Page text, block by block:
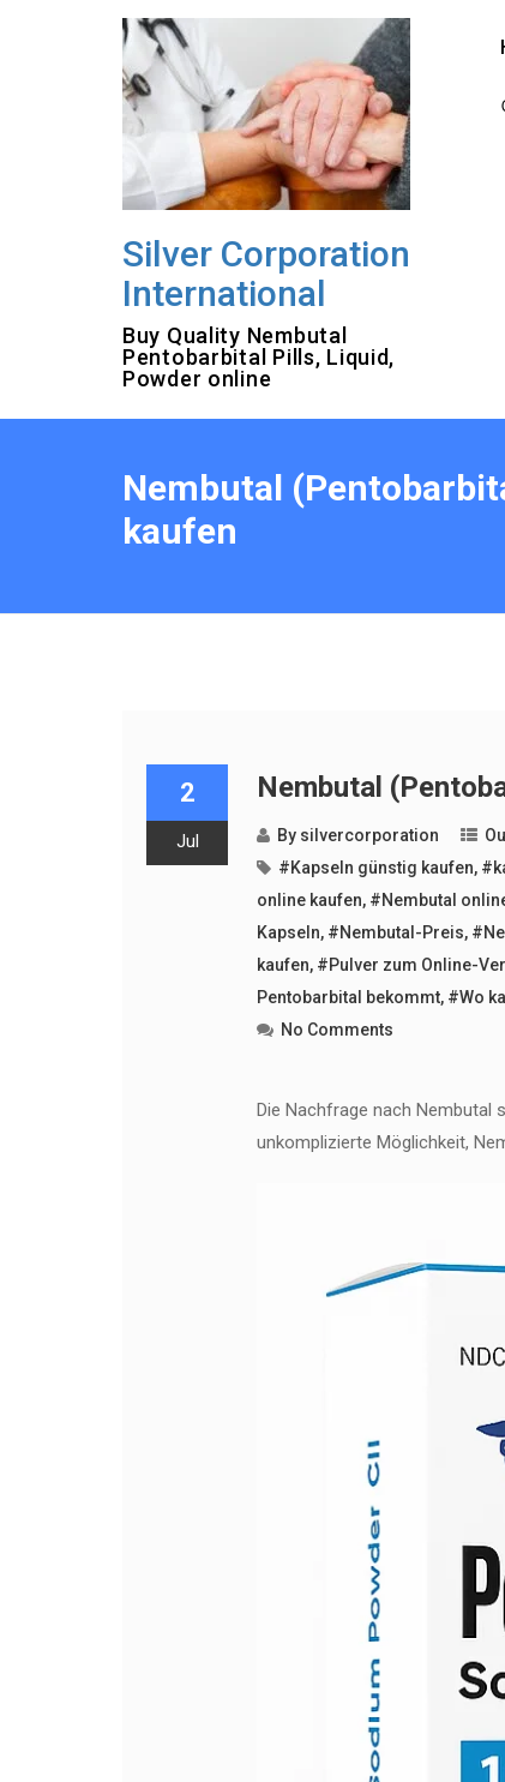
Silver Corporation
International
Buy Quality Nembutal
Pentobarbital Pills, Liquid,
Powder online
Nembutal
kaufen
2
Jul
Nembutal
By silvercorporation
#Kapseln günstig kaufen,
online kaufen, #Nembutal
Kapseln, #Nembutal-Preis,
kaufen, #Pulver zum Online-
Pentobarbital bekommt, #Wo
No Comments
Die Nachfrage nach Nembutal
unkomplizierte Möglichkeit,